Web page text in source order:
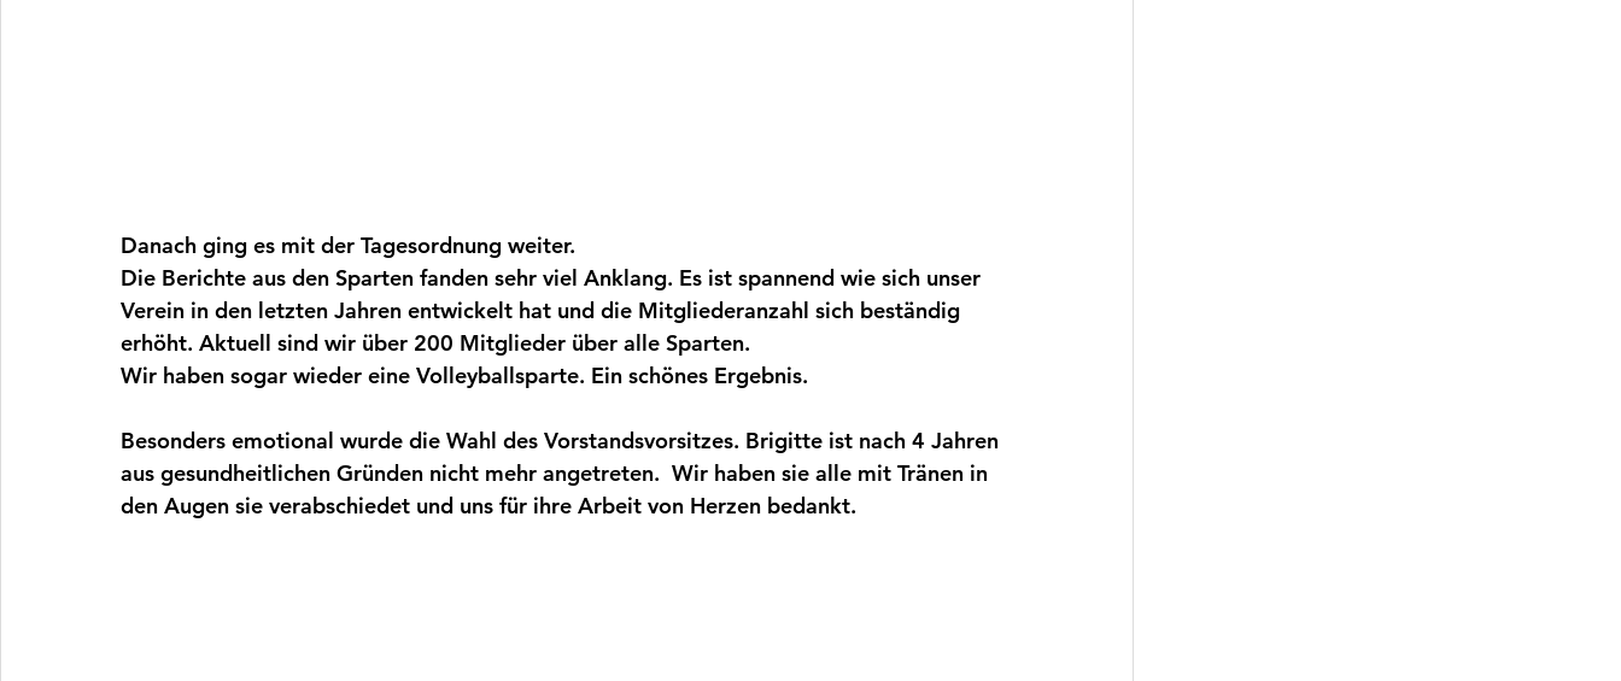
Danach ging es mit der Tagesordnung weiter.
Die Berichte aus den Sparten fanden sehr viel Anklang. Es ist spannend wie sich unser
Verein in den letzten Jahren entwickelt hat und die Mitgliederanzahl sich beständig
erhöht. Aktuell sind wir über 200 Mitglieder über alle Sparten.
Wir haben sogar wieder eine Volleyballsparte. Ein schönes Ergebnis.
Besonders emotional wurde die Wahl des Vorstandsvorsitzes. Brigitte ist nach 4 Jahren
aus gesundheitlichen Gründen nicht mehr angetreten.  Wir haben sie alle mit Tränen in
den Augen sie verabschiedet und uns für ihre Arbeit von Herzen bedankt.